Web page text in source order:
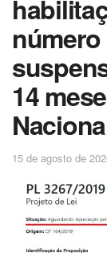
14
15 de agosto de